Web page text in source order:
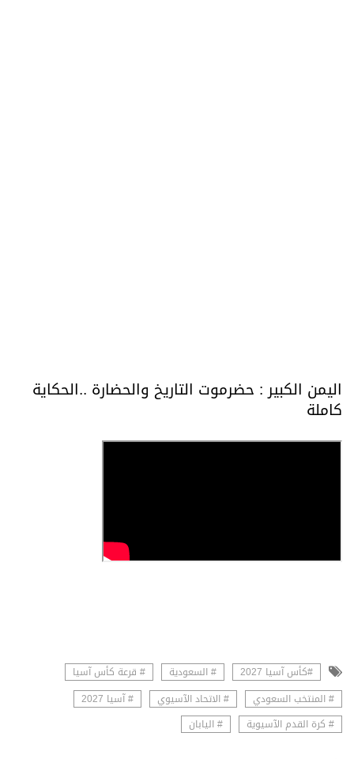
اليمن الكبير : حضرموت التاريخ والحضارة ..الحكاية
كاملة
#كأس آسيا 2027 # السعودية
# قرعة كأس آسيا
# المنتخب السعودي
# الاتحاد الآسيوي
# آسيا 2027
# كرة القدم الآسيوية
# اليابان